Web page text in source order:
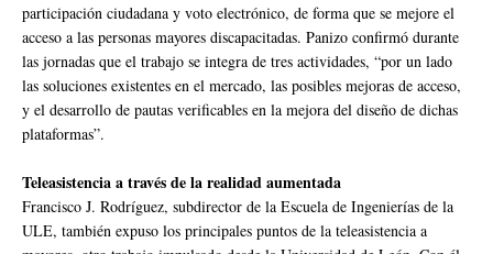
participación ciudadana y voto electrónico, de forma que se mejore el
acceso a las personas mayores discapacitadas. Panizo confirmó durante
las jornadas que el trabajo se integra de tres actividades, “por un lado
las soluciones existentes en el mercado, las posibles mejoras de acceso,
y el desarrollo de pautas verificables en la mejora del diseño de dichas
plataformas”.
Teleasistencia a través de la realidad aumentada
Francisco J. Rodríguez, subdirector de la Escuela de Ingenierías de la
ULE, también expuso los principales puntos de la teleasistencia a